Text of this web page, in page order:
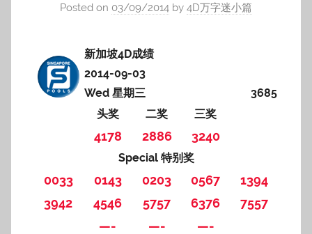
Posted on 03/09/2014 by 4D万字迷小篇
新加坡4D成绩
2014-09-03
Wed 星期三
3685
头奖
二奖 三奖
4178 2886 3240
Special 特别奖
0033 0143 0203 0567
1394
3942
4546 5757 6376
7557
—-
—- —-